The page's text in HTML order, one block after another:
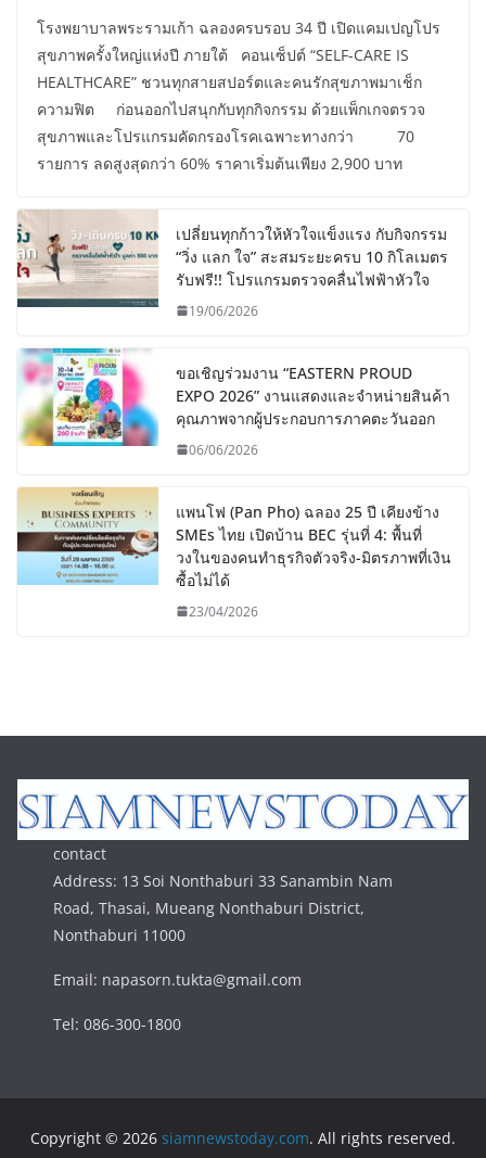
โรงพยาบาลพระรามเก้า ฉลองครบรอบ 34 ปี เปิดแคมเปญโปร
สุขภาพครั้งใหญ่แห่งปี ภายใต้ คอนเซ็ปต์ “SELF-CARE IS
HEALTHCARE” ชวนทุกสายสปอร์ตและคนรักสุขภาพมาเช็ก
ความฟิต ก่อนออกไปสนุกกับทุกกิจกรรม ด้วยแพ็กเกจตรวจ
สุขภาพและโปรแกรมคัดกรองโรคเฉพาะทางกว่า 70
รายการ ลดสูงสุดกว่า 60% ราคาเริ่มต้นเพียง 2,900 บาท
เปลี่ยนทุกก้าวให้หัวใจแข็งแรง กับกิจกรรม
“วิ่ง แลก ใจ” สะสมระยะครบ 10 กิโลเมตร
รับฟรี!! โปรแกรมตรวจคลื่นไฟฟ้าหัวใจ
19/06/2026
ขอเชิญร่วมงาน “EASTERN PROUD
EXPO 2026” งานแสดงและจำหน่ายสินค้า
คุณภาพจากผู้ประกอบการภาคตะวันออก
06/06/2026
แพนโฟ (Pan Pho) ฉลอง 25 ปี เคียงข้าง
SMEs ไทย เปิดบ้าน BEC รุ่นที่ 4: พื้นที่
วงในของคนทำธุรกิจตัวจริง-มิตรภาพที่เงิน
ซื้อไม่ได้
23/04/2026
contact
Address: 13 Soi Nonthaburi 33 Sanambin Nam
Road, Thasai, Mueang Nonthaburi District,
Nonthaburi 11000
Email: napasorn.tukta@gmail.com
Tel: 086-300-1800
Copyright © 2026 siamnewstoday.com. All rights reserved.